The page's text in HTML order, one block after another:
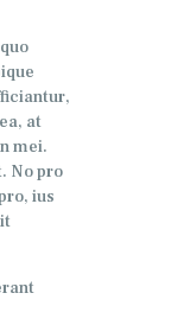
at
mei.
No pro
ius